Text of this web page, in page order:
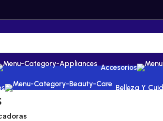
Accesorios
Belleza Y